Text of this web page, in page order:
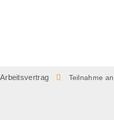
Arbeitsvertrag Teilnahme